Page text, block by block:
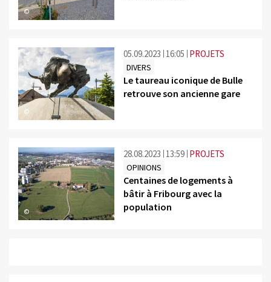
©
©
05.09.2023 16:05 PROJETS
DIVERS
Le taureau iconique de Bulle
retrouve son ancienne gare
©
28.08.2023 13:59 PROJETS
OPINIONS
Centaines de logements à
bâtir à Fribourg avec la
population